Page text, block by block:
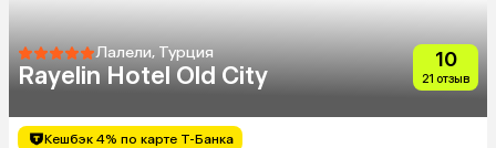
Лалели, Турция
Rayelin Hotel Old City
10
21 отзыв
Кешбэк 4% по карте Т-Банка